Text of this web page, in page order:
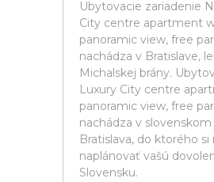
Ubytovacie zariadenie
City centre apartment
panoramic view, free
nachádza v Bratislave,
Michalskej brány.
Luxury City centre
panoramic view, free
nachádza v
Bratislava, do ktorého
naplánovať vašú
Slovensku.